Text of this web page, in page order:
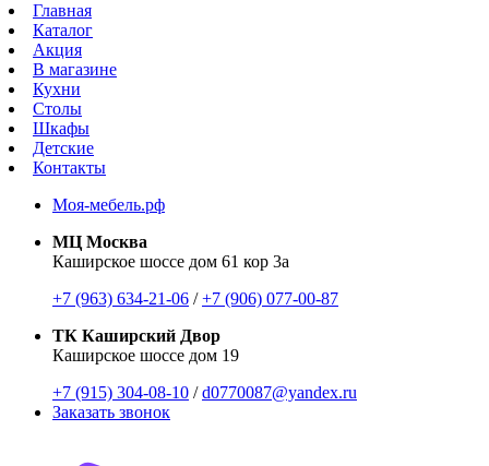
Главная
Каталог
Акция
В магазине
Кухни
Столы
Шкафы
Детские
Контакты
Моя-мебель.рф
МЦ Москва
Каширское шоссе дом 61 кор 3а
+7 (963) 634-21-06 /+7 (906) 077-00-87
ТК Каширский Двор
Каширское шоссе дом 19
+7 (915) 304-08-10 /d0770087@yandex.ru
Заказать звонок